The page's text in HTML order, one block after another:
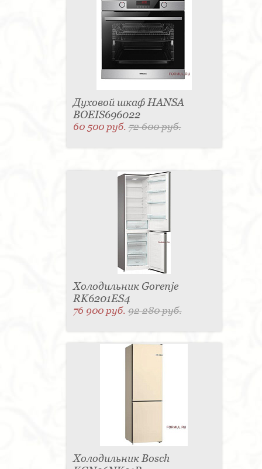
Духовой шкаф HANSA
BOEIS696022
60 500 руб.72 600 руб.
Холодильник Gorenje
RK6201ES4
76 900 руб.92 280 руб.
Холодильник Bosch